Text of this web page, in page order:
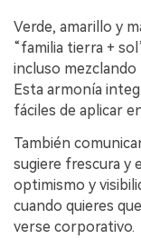
Verde, amarillo y
“familia tierra +
incluso
Esta armonía
fáciles de aplicar
También
sugiere frescura y
optimismo y
cuando quieres
verse corporativo.